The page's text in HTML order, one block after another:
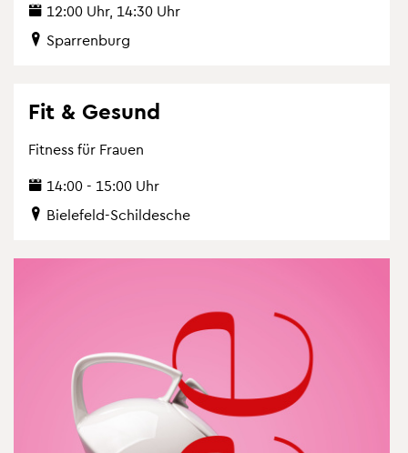
12:00 Uhr, 14:30 Uhr
Spar­ren­burg
Fit & Ge­sund
Fit­ness für Frau­en
14:00 - 15:00 Uhr
Bie­le­feld-Schil­desche